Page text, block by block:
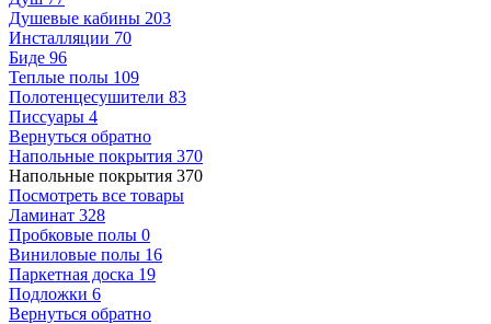
Душевые кабины 203
Инсталляции 70
Биде 96
Теплые полы 109
Полотенцесушители 83
Писсуары 4
Вернуться обратно
Напольные покрытия 370
Напольные покрытия 370
Посмотреть все товары
Ламинат 328
Пробковые полы 0
Виниловые полы 16
Паркетная доска 19
Подложки 6
Вернуться обратно